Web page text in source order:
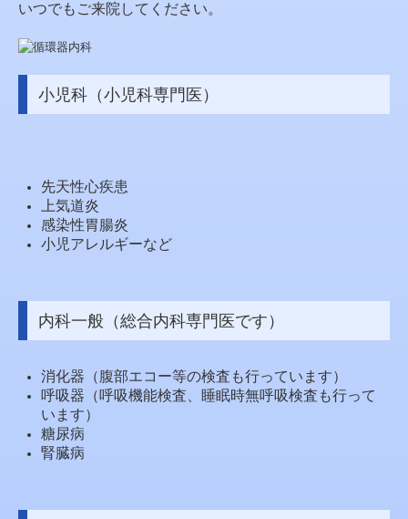
いつでもご来院してください。
小児科（小児科専門医）
先天性心疾患
上気道炎
感染性胃腸炎
小児アレルギーなど
内科一般（総合内科専門医です）
消化器（腹部エコー等の検査も行っています）
呼吸器（呼吸機能検査、睡眠時無呼吸検査も行って
います）
糖尿病
腎臓病